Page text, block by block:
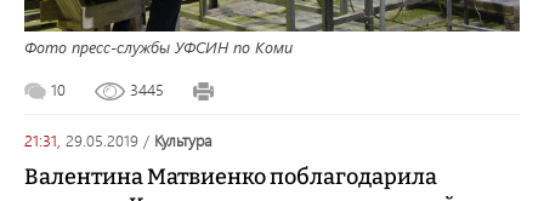
Фото пресс-службы УФСИН по Коми
10 3445
21:31, 29.05.2019 / культура
Валентина Матвиенко поблагодарила